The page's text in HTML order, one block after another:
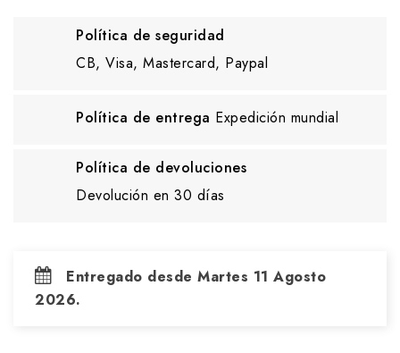
Política de seguridad
CB, Visa, Mastercard, Paypal
Política de entrega Expedición mundial
Política de devoluciones
Devolución en 30 días
Entregado desde Martes 11 Agosto
2026.